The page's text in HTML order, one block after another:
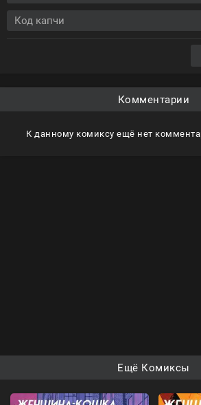
Комментарии
К данному комиксу ещё нет
Ещё Комиксы